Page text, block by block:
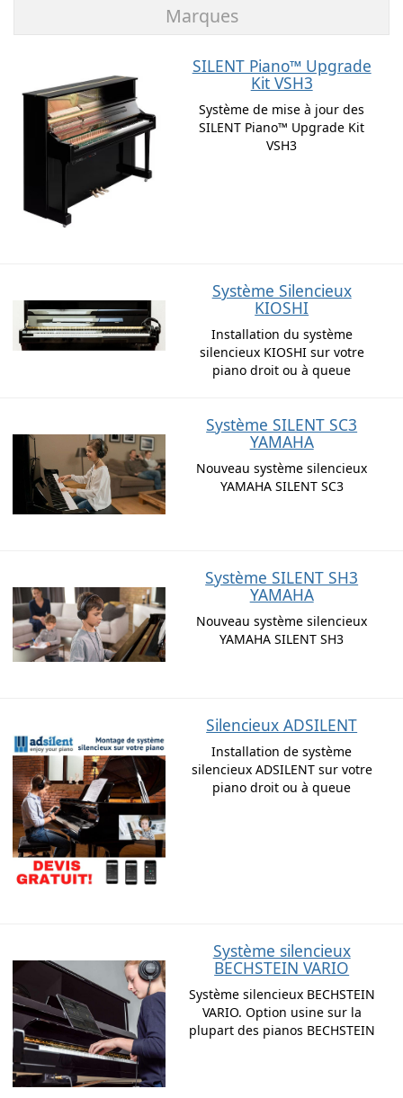
Marques
SILENT Piano™ Upgrade
Kit VSH3
Système de mise à jour des
SILENT Piano™ Upgrade Kit
VSH3
Système Silencieux
KIOSHI
Installation du système
silencieux KIOSHI sur votre
piano droit ou à queue
Système SILENT SC3
YAMAHA
Nouveau système silencieux
YAMAHA SILENT SC3
Système SILENT SH3
YAMAHA
Nouveau système silencieux
YAMAHA SILENT SH3
Silencieux ADSILENT
Installation de système
silencieux ADSILENT sur votre
piano droit ou à queue
Système silencieux
BECHSTEIN VARIO
Système silencieux BECHSTEIN
VARIO. Option usine sur la
plupart des pianos BECHSTEIN